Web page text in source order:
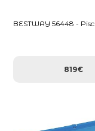
BESTWAY 56448 -
819€